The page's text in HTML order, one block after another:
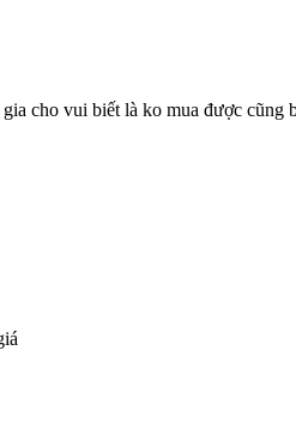
cho vui biết là ko mua được cũng